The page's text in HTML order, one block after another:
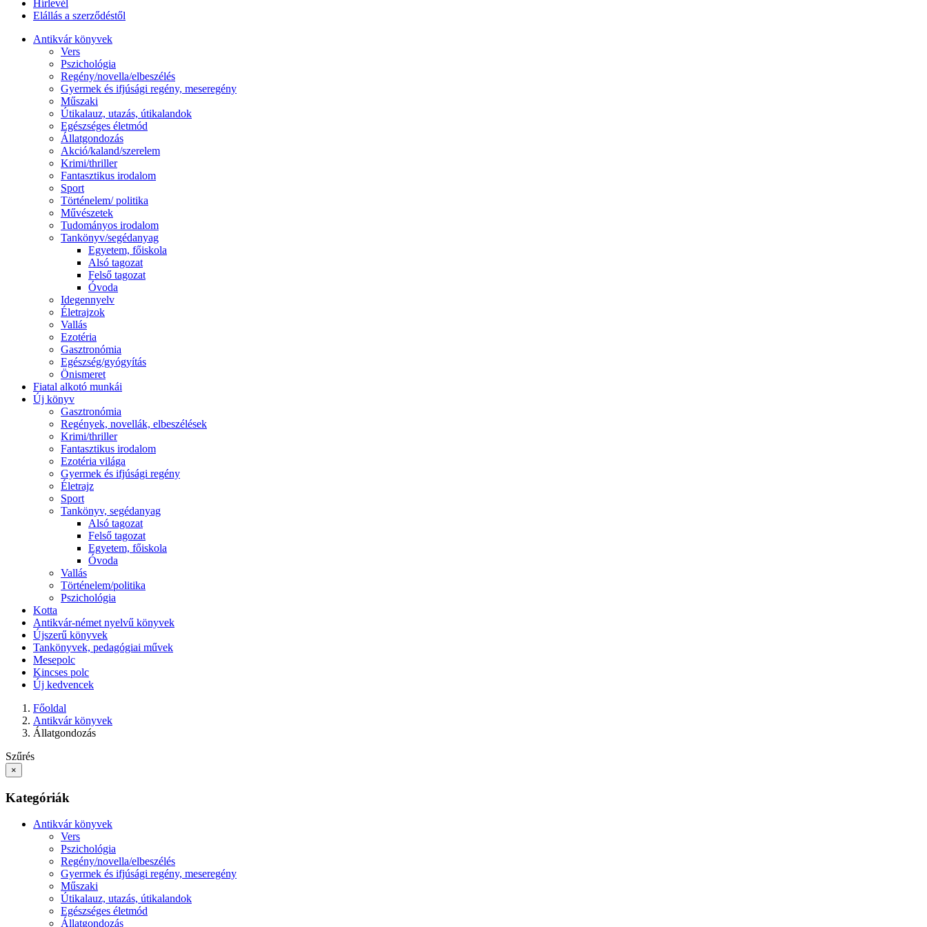
Hírlevél
Elállás a szerződéstől
Antikvár könyvek
Vers
Pszichológia
Regény/novella/elbeszélés
Gyermek és ifjúsági regény, meseregény
Műszaki
Útikalauz, utazás, útikalandok
Egészséges életmód
Állatgondozás
Akció/kaland/szerelem
Krimi/thriller
Fantasztikus irodalom
Sport
Történelem/ politika
Művészetek
Tudományos irodalom
Tankönyv/segédanyag
Egyetem, főiskola
Alsó tagozat
Felső tagozat
Óvoda
Idegennyelv
Életrajzok
Vallás
Ezotéria
Gasztronómia
Egészség/gyógyítás
Önismeret
Fiatal alkotó munkái
Új könyv
Gasztronómia
Regények, novellák, elbeszélések
Krimi/thriller
Fantasztikus irodalom
Ezotéria világa
Gyermek és ifjúsági regény
Életrajz
Sport
Tankönyv, segédanyag
Alsó tagozat
Felső tagozat
Egyetem, főiskola
Óvoda
Vallás
Történelem/politika
Pszichológia
Kotta
Antikvár-német nyelvű könyvek
Újszerű könyvek
Tankönyvek, pedagógiai művek
Mesepolc
Kincses polc
Új kedvencek
Főoldal
Antikvár könyvek
Állatgondozás
Szűrés
×
Kategóriák
Antikvár könyvek
Vers
Pszichológia
Regény/novella/elbeszélés
Gyermek és ifjúsági regény, meseregény
Műszaki
Útikalauz, utazás, útikalandok
Egészséges életmód
Állatgondozás